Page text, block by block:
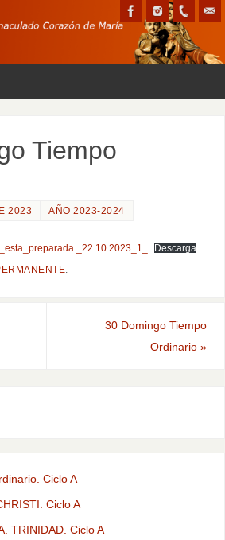
Tiempo
2023 AÑO 2023-2024
Descarga
.
30 Domingo Tiempo
Ordinario»
Ciclo A
Ciclo A
TRINIDAD. Ciclo A